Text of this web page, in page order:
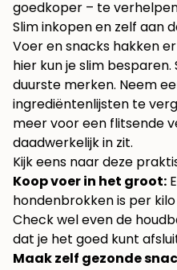
goedkoper – te
Slim inkopen en zelf aan
Voer en snacks hakken
hier kun je slim
duurste merken. Neem
ingrediëntenlijsten te
meer voor een flitsende
daadwerkelijk in zit.
Kijk eens naar deze
Koop voer in het groot:
hondenbrokken is per
Check wel even de
dat je het goed kunt
Maak zelf gezonde